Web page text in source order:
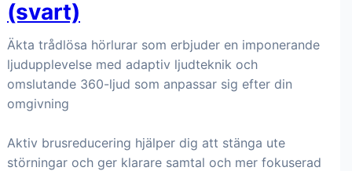
(svart)
Äkta trådlösa hörlurar som erbjuder en imponerande
ljudupplevelse med adaptiv ljudteknik och
omslutande 360-ljud som anpassar sig efter din
omgivning
Aktiv brusreducering hjälper dig att stänga ute
störningar och ger klarare samtal och mer fokuserad